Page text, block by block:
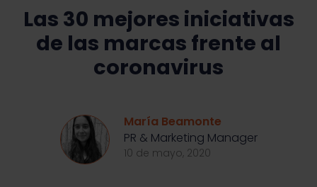
Las 30 mejores iniciativas
de las marcas frente al
coronavirus
María Beamonte
PR & Marketing Manager
10 de mayo, 2020